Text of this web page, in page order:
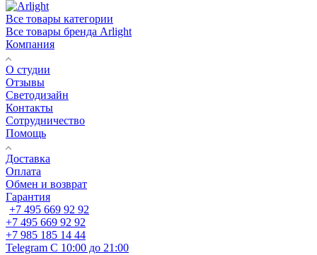
Все товары категории
Все товары бренда Arlight
Компания
О студии
Отзывы
Светодизайн
Контакты
Сотрудничество
Помощь
Доставка
Оплата
Обмен и возврат
Гарантия
+7 495 669 92 92
+7 495 669 92 92
+7 985 185 14 44
Telegram С 10:00 до 21:00